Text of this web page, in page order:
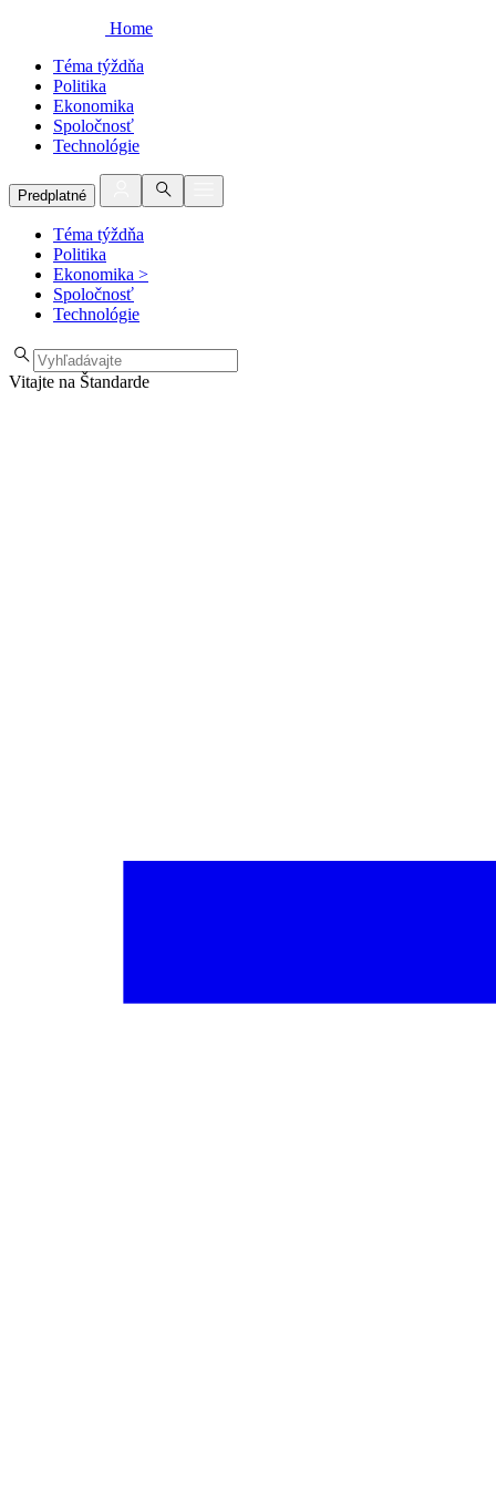
Home
Téma týždňa
Politika
Ekonomika
Spoločnosť
Technológie
Predplatné
Téma týždňa
Politika
Ekonomika >
Spoločnosť
Technológie
Vitajte na Štandarde